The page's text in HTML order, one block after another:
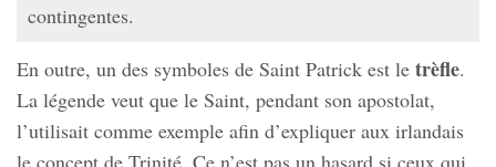
contingentes.
En outre, un des symboles de Saint Patrick est le trèfle.
La légende veut que le Saint, pendant son apostolat,
l’utilisait comme exemple afin d’expliquer aux irlandais
le concept de Trinité. Ce n’est pas un hasard si ceux qui